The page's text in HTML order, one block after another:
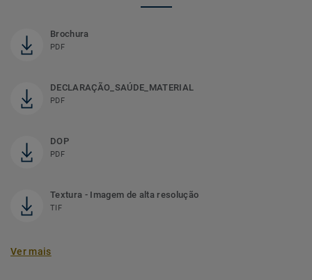
Brochura
PDF
DECLARAÇÃO_SAÚDE_MATERIAL
PDF
DOP
PDF
Textura - Imagem de alta resolução
TIF
Ver mais